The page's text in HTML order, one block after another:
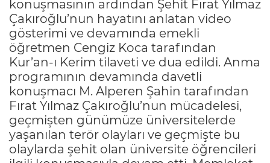
konuşmasının ardından Şehit Fırat Yılmaz
Çakıroğlu’nun hayatını anlatan video
gösterimi ve devamında emekli
öğretmen Cengiz Koca tarafından
Kur’an-ı Kerim tilaveti ve dua edildi. Anma
programının devamında davetli
konuşmacı M. Alperen Şahin tarafından
Fırat Yılmaz Çakıroğlu’nun mücadelesi,
geçmişten günümüze üniversitelerde
yaşanılan terör olayları ve geçmişte bu
olaylarda şehit olan üniversite öğrencileri